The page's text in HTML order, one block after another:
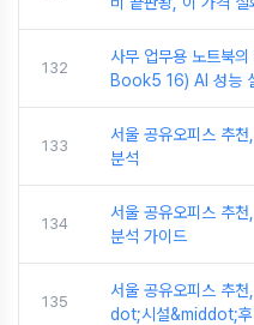
132
사무 업무용 노트북
Book5 16) AI 성능
133
서울 공유오피스 추
분석
134
서울 공유오피스 추
분석 가이드
135
서울 공유오피스 추
dot;시설&middot;후